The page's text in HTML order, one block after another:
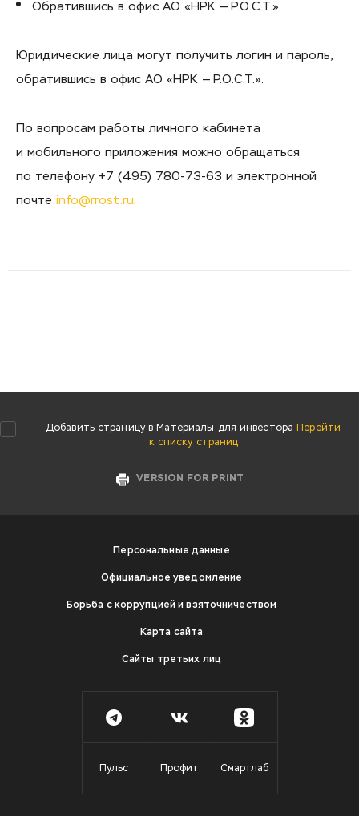
Обратившись в офис АО «НРК — Р.О.С.Т.».
Юридические лица могут получить логин и пароль,
обратившись в офис АО «НРК — Р.О.С.Т.».
По вопросам работы личного кабинета
и мобильного приложения можно обращаться
по телефону +7 (495) 780-73-63 и электронной
почте info@rrost.ru.
Добавить страницу в Материалы для инвестора
Перейти
к списку страниц
VERSION FOR PRINT
Персональные данные
Официальное уведомление
Борьба с коррупцией и взяточничеством
Карта сайта
Сайты третьих лиц
Пульс Профит Смартлаб